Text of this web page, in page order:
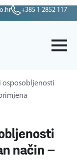
+385 1 2852 117
osposobljenosti
način –